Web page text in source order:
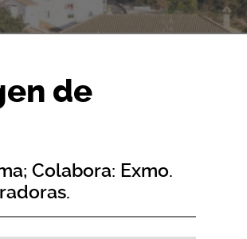
de
Colabora: Exmo.